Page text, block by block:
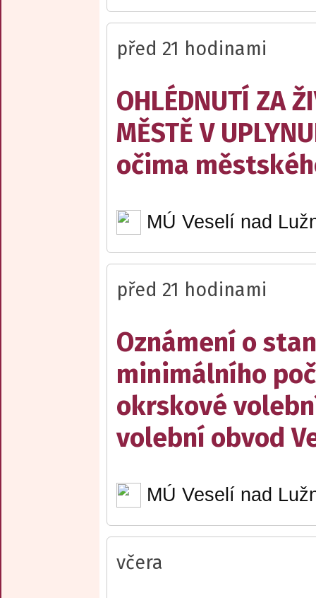
před 21 hodinami
OHLÉDNUTÍ ZA
MĚSTĚ V
očima
MÚ Veselí nad
před 21 hodinami
Oznámení o
minimálního
okrskové
volební obvod
MÚ Veselí nad
včera